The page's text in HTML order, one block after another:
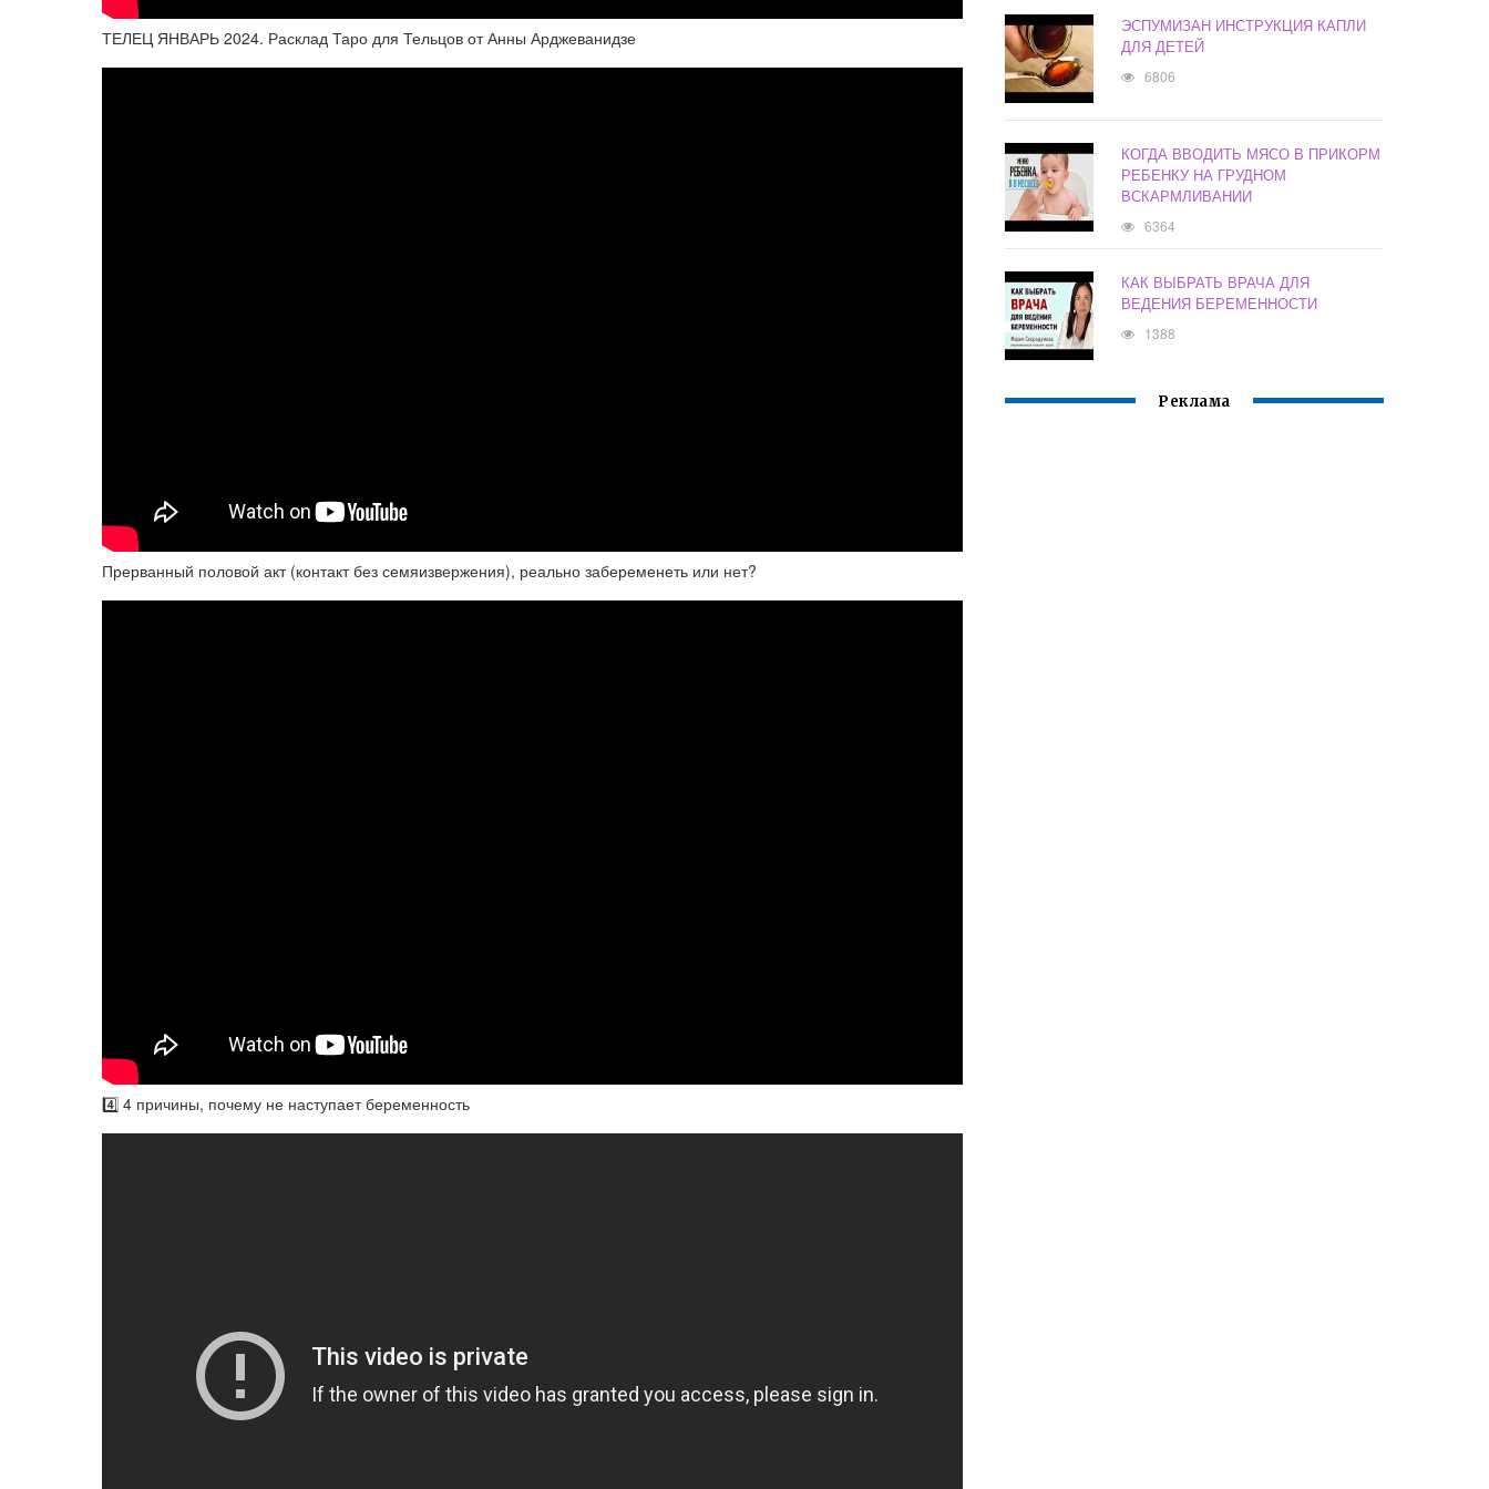
ТЕЛЕЦ ЯНВАРЬ 2024. Расклад Таро для Тельцов от Анны Арджеванидзе
Прерванный половой акт (контакт без семяизвержения), реально забеременеть или нет?
4️⃣ 4 причины, почему не наступает беременность
ЭСПУМИЗАН ИНСТРУКЦИЯ КАПЛИ
ДЛЯ ДЕТЕЙ
6806
КОГДА ВВОДИТЬ МЯСО В ПРИКОРМ
РЕБЕНКУ НА ГРУДНОМ
ВСКАРМЛИВАНИИ
6364
КАК ВЫБРАТЬ ВРАЧА ДЛЯ
ВЕДЕНИЯ БЕРЕМЕННОСТИ
1388
Реклама